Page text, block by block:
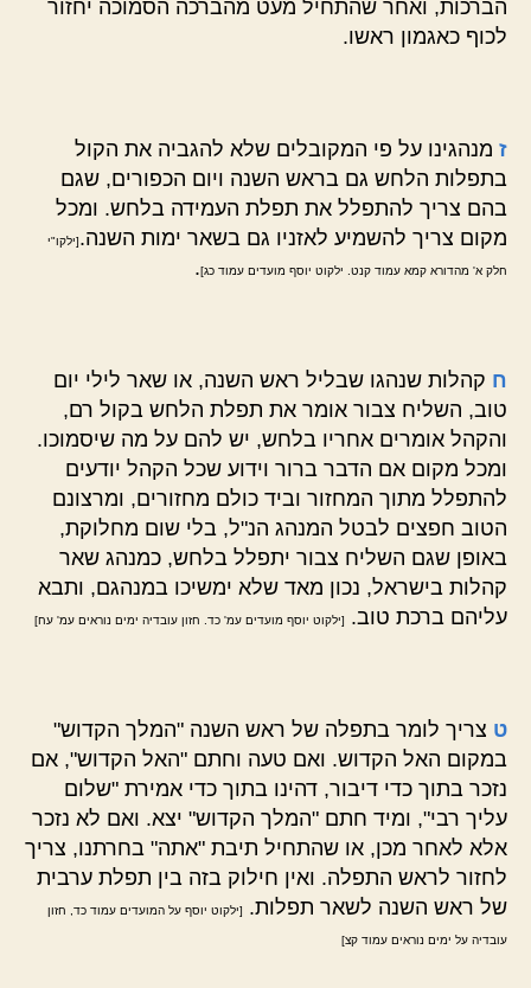
הברכות, ואחר שהתחיל מעט מהברכה הסמוכה יחזור
לכוף כאגמון ראשו.
ז מנהגינו על פי המקובלים שלא להגביה את הקול
בתפלות הלחש גם בראש השנה ויום הכפורים, שגם
בהם צריך להתפלל את תפלת העמידה בלחש. ומכל
מקום צריך להשמיע לאזניו גם בשאר ימות השנה.[ילקו"י
חלק א' מהדורא קמא עמוד קנט. ילקוט יוסף מועדים עמוד כג].
ח קהלות שנהגו שבליל ראש השנה, או שאר לילי יום
טוב, השליח צבור אומר את תפלת הלחש בקול רם,
והקהל אומרים אחריו בלחש, יש להם על מה שיסמוכו.
ומכל מקום אם הדבר ברור וידוע שכל הקהל יודעים
להתפלל מתוך המחזור וביד כולם מחזורים, ומרצונם
הטוב חפצים לבטל המנהג הנ"ל, בלי שום מחלוקת,
באופן שגם השליח צבור יתפלל בלחש, כמנהג שאר
קהלות בישראל, נכון מאד שלא ימשיכו במנהגם, ותבא
עליהם ברכת טוב.
[ילקוט יוסף מועדים עמ' כד. חזון עובדיה ימים נוראים עמ' עח]
ט צריך לומר בתפלה של ראש השנה "המלך הקדוש"
במקום האל הקדוש. ואם טעה וחתם "האל הקדוש", אם
נזכר בתוך כדי דיבור, דהינו בתוך כדי אמירת "שלום
עליך רבי", ומיד חתם "המלך הקדוש" יצא. ואם לא נזכר
אלא לאחר מכן, או שהתחיל תיבת "אתה" בחרתנו, צריך
לחזור לראש התפלה. ואין חילוק בזה בין תפלת ערבית
של ראש השנה לשאר תפלות.
[ילקוט יוסף על המועדים עמוד כד, חזון
עובדיה על ימים נוראים עמוד קצ]